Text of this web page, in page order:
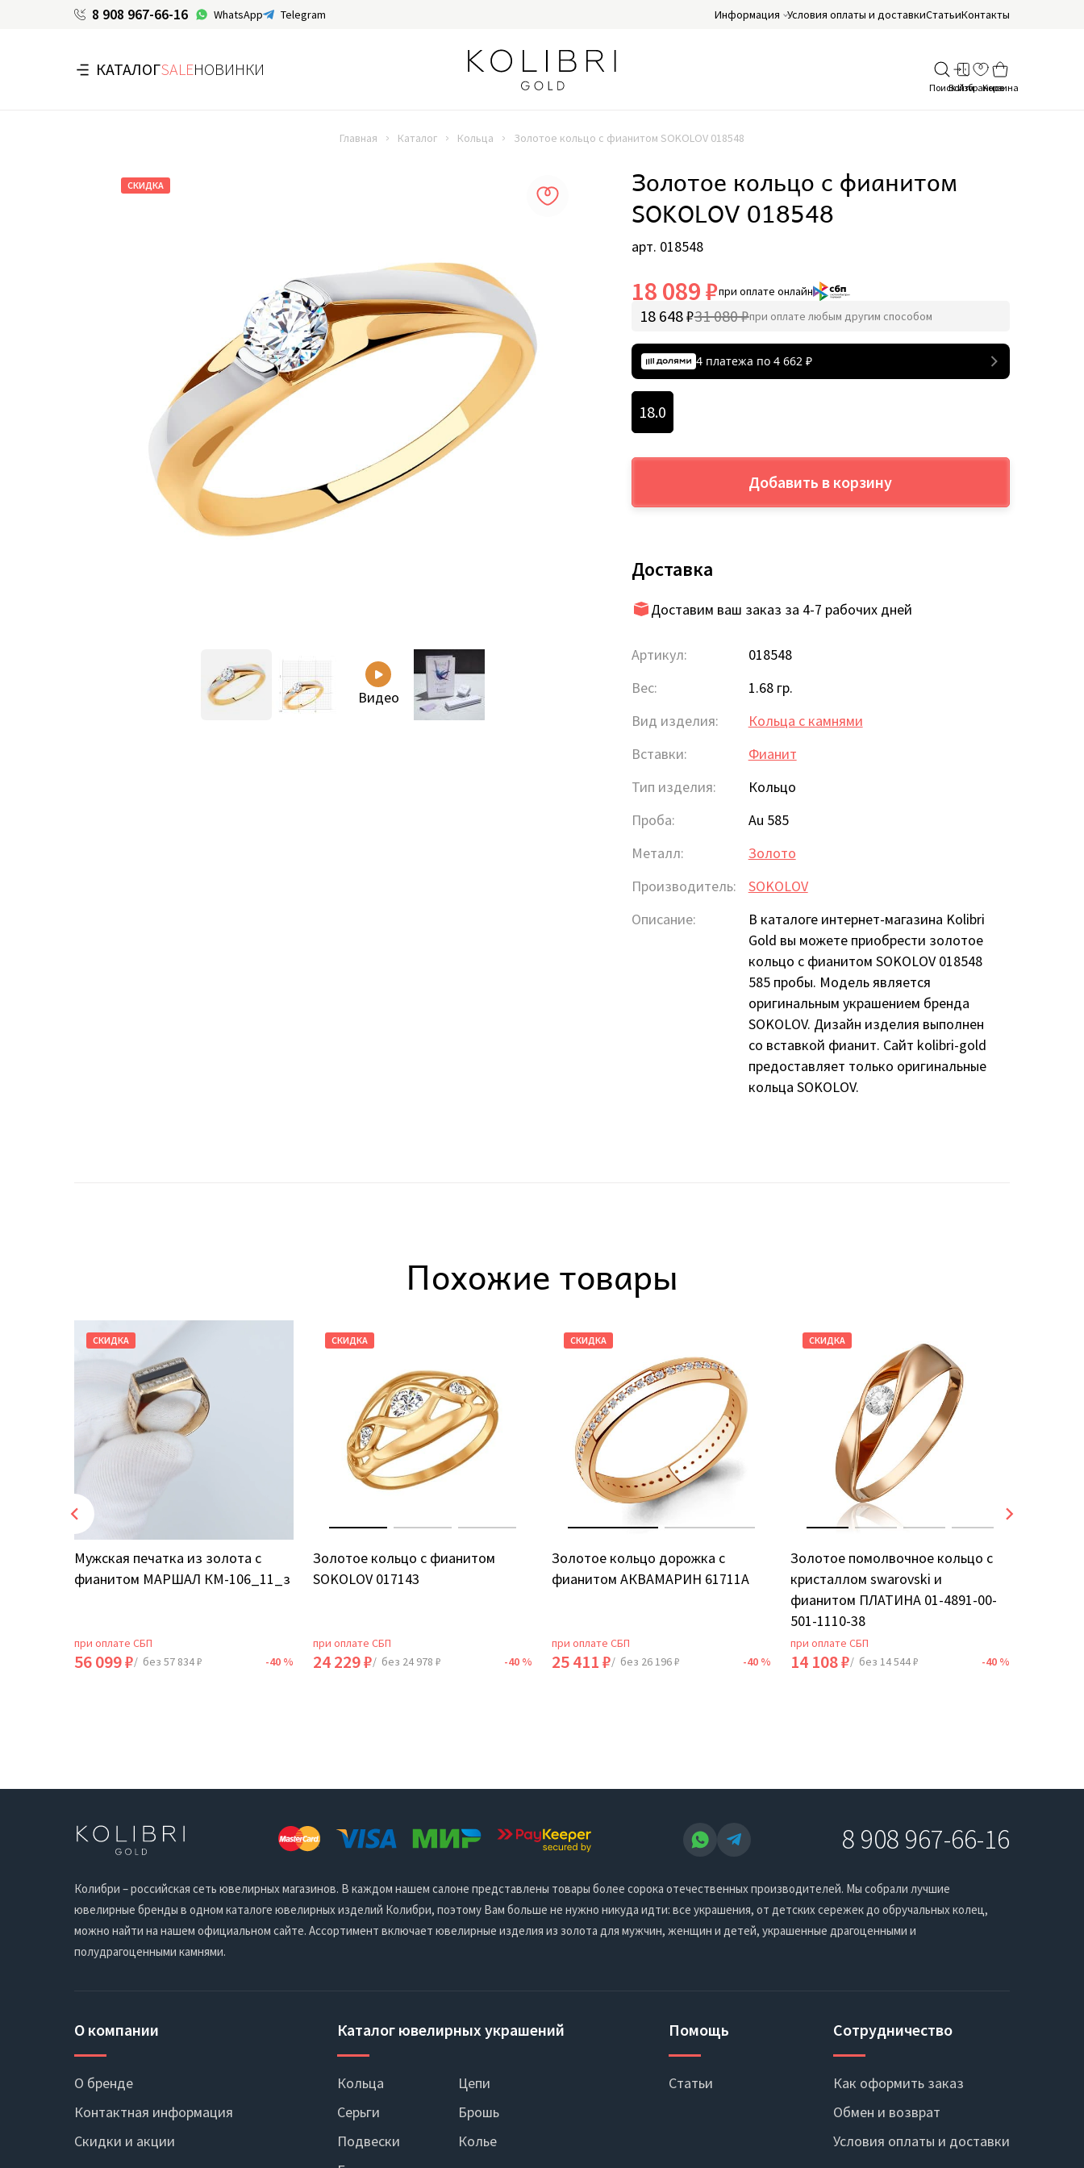
8 908 967-66-16 WhatsApp Telegram Информация Условия оплаты и доставкиСтатьиКонтакты
КАТАЛОГSALEНОВИНКИ
Главная Каталог Кольца Золотое кольцо с фианитом SOKOLOV 018548
СКИДКА
Видео
Золотое кольцо с фианитом
SOKOLOV 018548
арт. 018548
18 089 ₽при оплате онлайн
18 648 ₽31 080 ₽при оплате любым другим способом
4 платежа по 4 662 ₽
18.0
Добавить в корзину
Доставка
Доставим ваш заказ за 4-7 рабочих дней
Артикул:
018548
Вес:
1.68 гр.
Вид изделия:
Кольца с камнями
Вставки:
Фианит
Тип изделия:
Кольцо
Проба:
Au 585
Металл:
Золото
Производитель:
SOKOLOV
Описание:
В каталоге интернет-магазина Kolibri
Gold вы можете приобрести золотое
кольцо с фианитом SOKOLOV 018548
585 пробы. Модель является
оригинальным украшением бренда
SOKOLOV. Дизайн изделия выполнен
со вставкой фианит. Сайт kolibri-gold
предоставляет только оригинальные
кольца SOKOLOV.
Похожие товары
СКИДКА
Мужская печатка из золота с
фианитом МАРШАЛ КМ-106_11_з
при оплате СБП
56 099 ₽/ без 57 834 ₽ -40 %
СКИДКА
Золотое кольцо с фианитом
SOKOLOV 017143
при оплате СБП
24 229 ₽/ без 24 978 ₽ -40 %
СКИДКА
Золотое кольцо дорожка с
фианитом АКВАМАРИН 61711А
при оплате СБП
25 411 ₽/ без 26 196 ₽ -40 %
СКИДКА
Золотое помолвочное кольцо с
кристаллом swarovski и
фианитом ПЛАТИНА 01-4891-00-
501-1110-38
при оплате СБП
14 108 ₽/ без 14 544 ₽ -40 %
8 908 967-66-16
Колибри – российская сеть ювелирных магазинов. В каждом нашем салоне представлены товары более сорока отечественных производителей. Мы собрали лучшие
ювелирные бренды в одном каталоге ювелирных изделий Колибри, поэтому Вам больше не нужно никуда идти: все украшения, от детских сережек до обручальных колец,
можно найти на нашем официальном сайте. Ассортимент включает ювелирные изделия из золота для мужчин, женщин и детей, украшенные драгоценными и
полудрагоценными камнями.
О компании
О бренде
Контактная информация
Скидки и акции
Каталог ювелирных украшений
Кольца
Серьги
Подвески
Цепи
Брошь
Колье
Помощь
Статьи
Сотрудничество
Как оформить заказ
Обмен и возврат
Условия оплаты и доставки